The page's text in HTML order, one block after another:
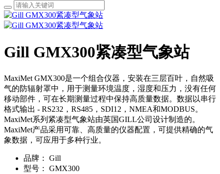
Gill GMX300紧凑型气象站
MaxiMet GMX300是一个组合仪器，安装在三层百叶，自然吸
气的防辐射罩中，用于测量环境温度，湿度和压力，没有任何
移动部件，可在长期测量过程中保持高质量数据。数据以串行
格式输出 - RS232，RS485，SDI12，NMEA和MODBUS。
MaxiMet系列紧凑型气象站由英国GILL公司设计制造的。
MaxiMet产品采用可靠、高质量的仪器配置，可提供精确的气
象数据，可应用于多种行业。
品牌：
Gill
型号：
GMX300